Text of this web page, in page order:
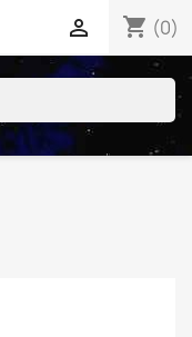
shopping_cart (0)
